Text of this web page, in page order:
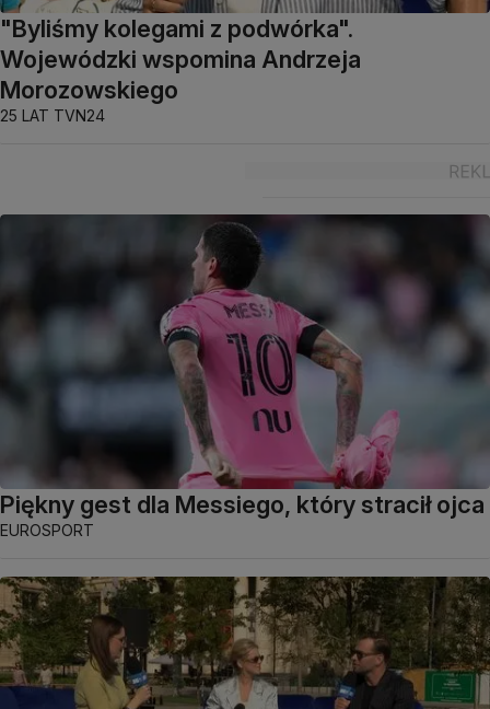
"Byliśmy kolegami z podwórka".
Wojewódzki wspomina Andrzeja
Morozowskiego
25 LAT TVN24
Piękny gest dla Messiego, który stracił ojca
EUROSPORT